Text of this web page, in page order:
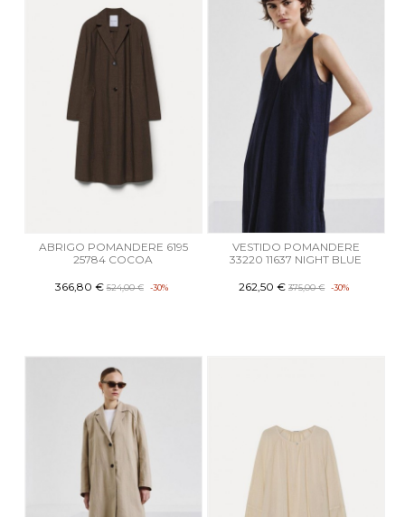
ABRIGO POMANDERE 6195
25784 COCOA
366,80 € 524,00 € -30%
VESTIDO POMANDERE
33220 11637 NIGHT BLUE
262,50 € 375,00 € -30%